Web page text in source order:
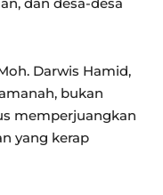
Darwis Hamid,
bukan
memperjuangkan
yang kerap